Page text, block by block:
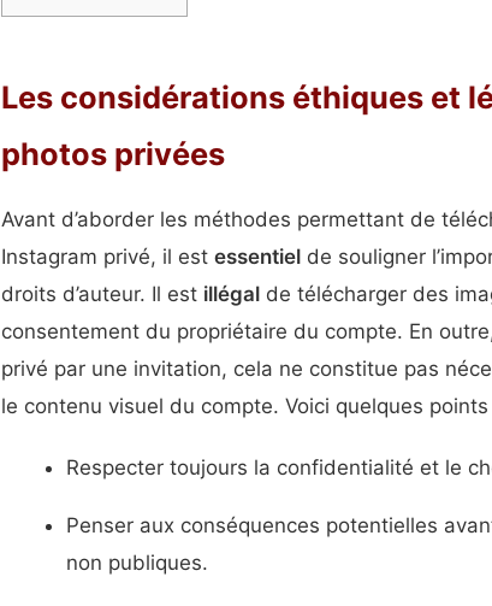
Les considérations éthiques et
photos privées
Avant d’aborder les méthodes permettant de
Instagram privé, il est essentiel de souligner
droits d’auteur. Il est illégal de télécharger des
consentement du propriétaire du compte. En
privé par une invitation, cela ne constitue pas
le contenu visuel du compte. Voici quelques
Respecter toujours la confidentialité et le
Penser aux conséquences potentielles
non publiques.